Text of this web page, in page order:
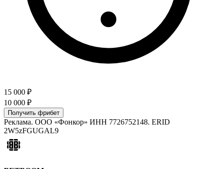
15 000 ₽
10 000 ₽
Получить фрибет
Реклама. ООО «Фонкор» ИНН 7726752148. ERID
2W5zFGUGAL9